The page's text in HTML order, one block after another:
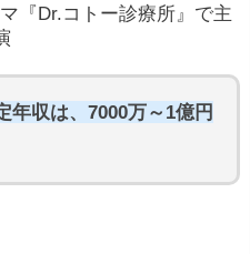
『Dr.コトー診療所』で主
年収は、7000万～1億円